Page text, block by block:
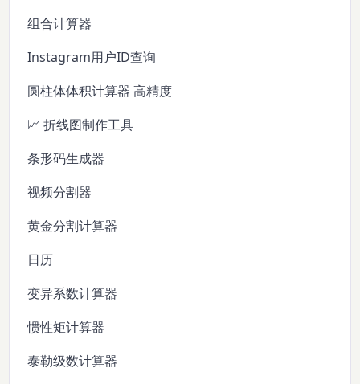
组合计算器
Instagram用户ID查询
圆柱体体积计算器 高精度
📈 折线图制作工具
条形码生成器
视频分割器
黄金分割计算器
日历
变异系数计算器
惯性矩计算器
泰勒级数计算器